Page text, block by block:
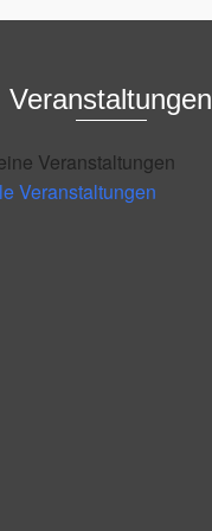
Veranstaltungen
Veranstaltungen
Veranstaltungen